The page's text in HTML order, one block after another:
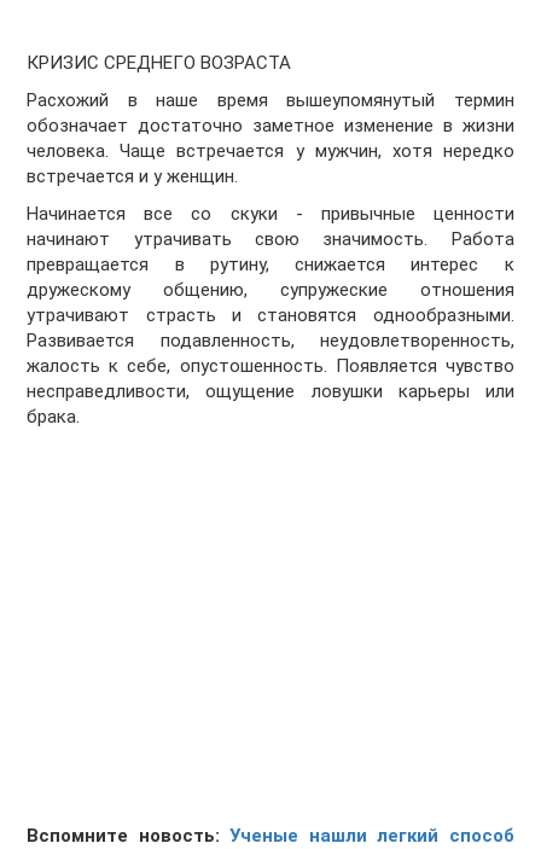
КРИЗИС СРЕДНЕГО ВОЗРАСТА
Расхожий в наше время вышеупомянутый термин
обозначает достаточно заметное изменение в жизни
человека. Чаще встречается у мужчин, хотя нередко
встречается и у женщин.
Начинается все со скуки - привычные ценности
начинают утрачивать свою значимость. Работа
превращается в рутину, снижается интерес к
дружескому общению, супружеские отношения
утрачивают страсть и становятся однообразными.
Развивается подавленность, неудовлетворенность,
жалость к себе, опустошенность. Появляется чувство
несправедливости, ощущение ловушки карьеры или
брака.
Вспомните новость:Ученые нашли легкий способ